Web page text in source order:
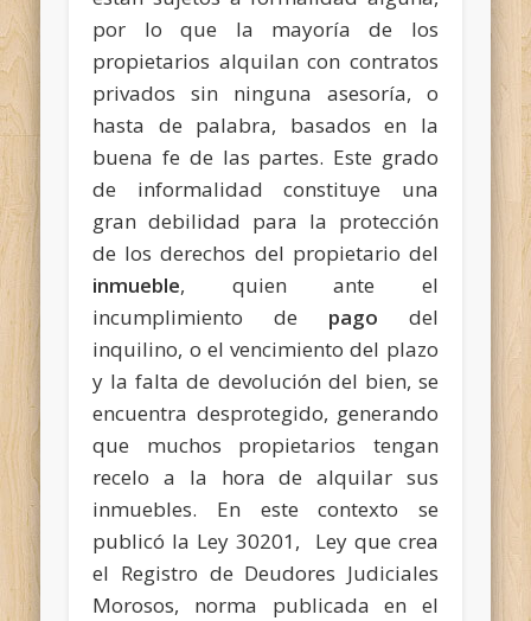
por lo que la mayoría de los
propietarios alquilan con contratos
privados sin ninguna asesoría, o
hasta de palabra, basados en la
buena fe de las partes. Este grado
de informalidad constituye una
gran debilidad para la protección
de los derechos del propietario del
inmueble, quien ante el
incumplimiento de pago del
inquilino, o el vencimiento del plazo
y la falta de devolución del bien, se
encuentra desprotegido, generando
que muchos propietarios tengan
recelo a la hora de alquilar sus
inmuebles. En este contexto se
publicó la Ley 30201, Ley que crea
el Registro de Deudores Judiciales
Morosos, norma publicada en el